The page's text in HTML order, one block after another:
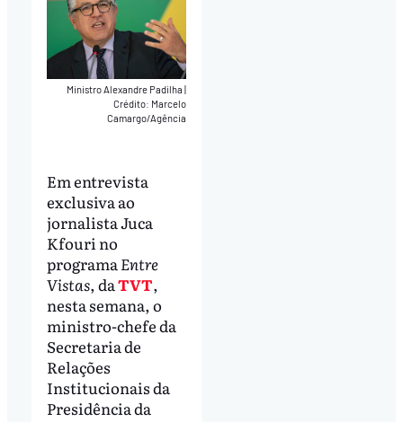
Ministro Alexandre Padilha|
Crédito: Marcelo
Camargo/Agência
Em entrevista
exclusiva ao
jornalista Juca
Kfouri no
programaEntre
Vistas, daTVT,
nesta semana, o
ministro-chefe da
Secretaria de
Relações
Institucionais da
Presidência da